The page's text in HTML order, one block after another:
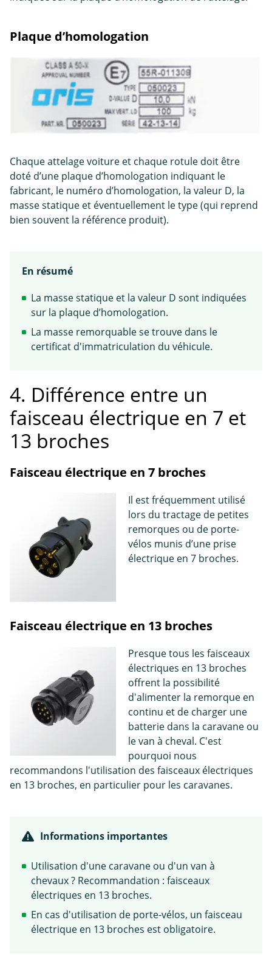
Plaque d’homologation
Chaque attelage voiture et chaque rotule doit être
doté d’une plaque d’homologation indiquant le
fabricant, le numéro d’homologation, la valeur D, la
masse statique et éventuellement le type (qui reprend
bien souvent la référence produit).
En résumé
La masse statique et la valeur D sont indiquées
sur la plaque d’homologation.
La masse remorquable se trouve dans le
certificat d'immatriculation du véhicule.
4. Différence entre un
faisceau électrique en 7 et
13 broches
Faisceau électrique en 7 broches
Il est fréquemment utilisé
lors du tractage de petites
remorques ou de porte-
vélos munis d’une prise
électrique en 7 broches.
Faisceau électrique en 13 broches
Presque tous les faisceaux
électriques en 13 broches
offrent la possibilité
d'alimenter la remorque en
continu et de charger une
batterie dans la caravane ou
le van à cheval. C'est
pourquoi nous
recommandons l'utilisation des faisceaux électriques
en 13 broches, en particulier pour les caravanes.
Informations importantes
Utilisation d'une caravane ou d'un van à
chevaux ? Recommandation : faisceaux
électriques en 13 broches.
En cas d'utilisation de porte-vélos, un faisceau
électrique en 13 broches est obligatoire.